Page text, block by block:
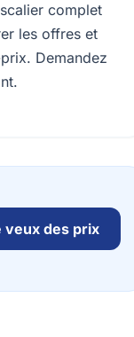
complet
les offres et
Demandez
veux des prix